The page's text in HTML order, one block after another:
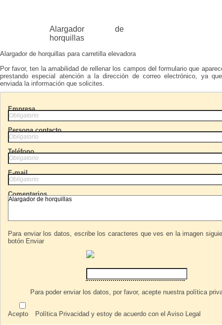
Alargador de
horquillas
Alargador de horquillas para carretilla elevadora
Por favor, ten la amabilidad de rellenar los campos del formulario que
prestando especial atención a la dirección de correo electrónico, ya
enviada la información que solicites.
Empresa
Persona contacto
Teléfono
E-mail
Comentarios
Para enviar los datos, escribe los caracteres que ves en la imagen
botón Enviar
Para poder enviar los datos, por favor, acepte nuestra política
Acepto Política Privacidad y estoy de acuerdo con el Aviso Legal